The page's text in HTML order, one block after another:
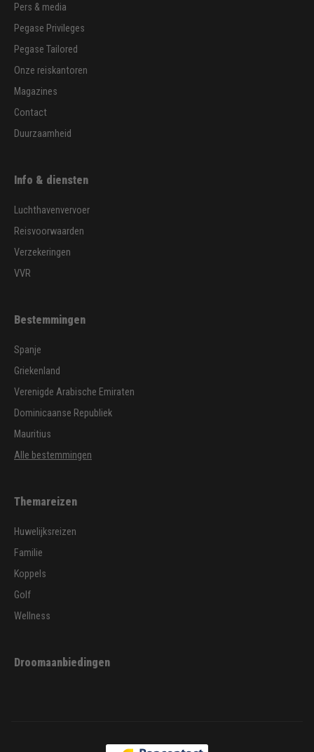
Pers & media
Pegase Privileges
Pegase Tailored
Onze reiskantoren
Magazines
Contact
Duurzaamheid
Info & diensten
Luchthavenvervoer
Reisvoorwaarden
Verzekeringen
VVR
Bestemmingen
Spanje
Griekenland
Verenigde Arabische Emiraten
Dominicaanse Republiek
Mauritius
Alle bestemmingen
Themareizen
Huwelijksreizen
Familie
Koppels
Golf
Wellness
Droomaanbiedingen